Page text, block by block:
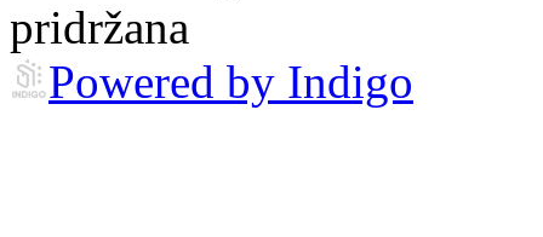
pridržana
Powered by Indigo